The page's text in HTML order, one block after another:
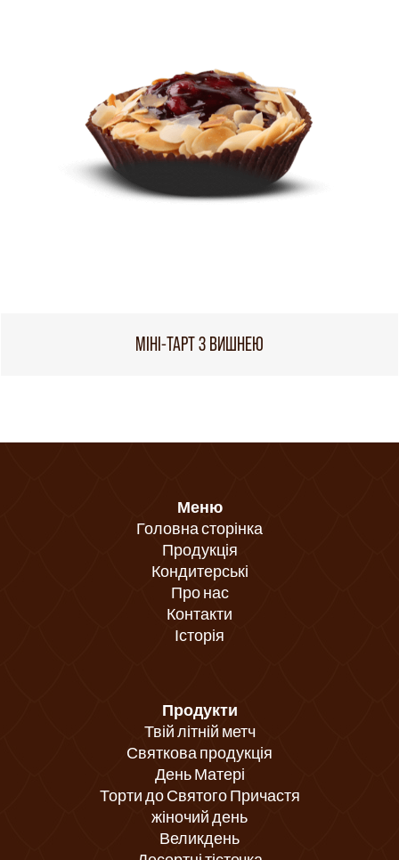
МІНІ-ТАРТ З ВИШНЕЮ
Меню
Головна сторінка
Продукція
Кондитерські
Про нас
Контакти
Історія
Продукти
Твій літній метч
Святкова продукція
День Матері
Торти до Святого Причастя
жіночий день
Великдень